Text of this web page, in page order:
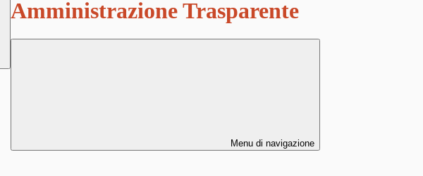
Amministrazione Trasparente
Menu di navigazione